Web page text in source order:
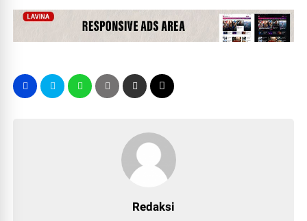
Redaksi